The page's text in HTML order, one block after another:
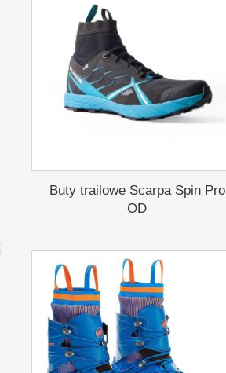
Buty trailowe Scarpa Spin Pro
OD